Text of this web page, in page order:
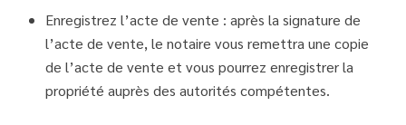
Enregistrez l’acte de vente : après la signature de
l’acte de vente, le notaire vous remettra une copie
de l’acte de vente et vous pourrez enregistrer la
propriété auprès des autorités compétentes.